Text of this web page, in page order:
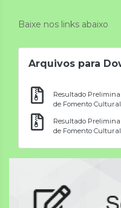
Baixe nos links abaixo
Arquivos para
Resultado
de Fomento Cultural
Resultado
de Fomento Cultural